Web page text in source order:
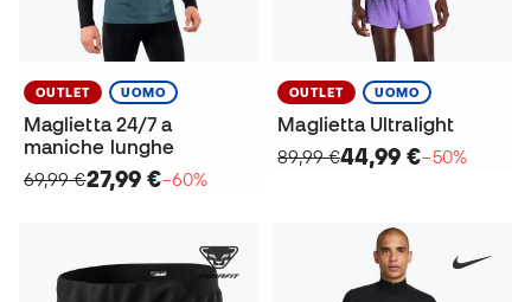
OUTLET UOMO
Maglietta 24/7 a
maniche lunghe
69,99 €27,99 €−60%
OUTLET UOMO
Maglietta Ultralight
89,99 €44,99 €−50%